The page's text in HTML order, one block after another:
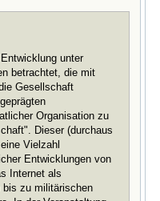
unter
betrachtet, die mit
Gesellschaft
Organisation zu
Dieser (durchaus
Vielzahl
Entwicklungen von
Internet als
bis zu militärischen